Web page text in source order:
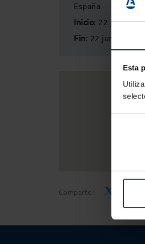
Esta
España
Inicio: 22 junio
Fin: 22 junio 2023
Comparte: